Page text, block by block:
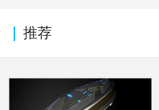
推荐